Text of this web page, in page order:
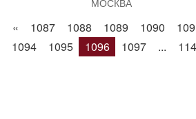
МОСКВА
« 1087 1088 1089 1090
1094
1095 1096 1097 ...